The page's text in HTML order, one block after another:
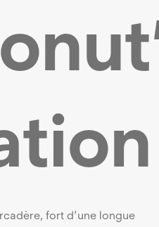
fort d’une longue